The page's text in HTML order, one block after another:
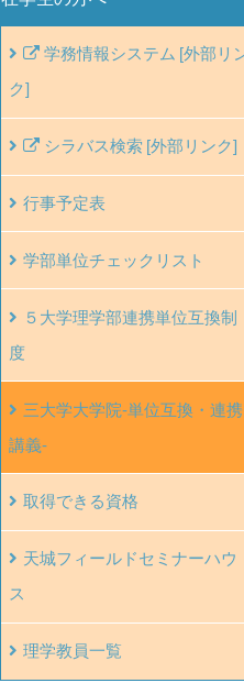
学務情報システム
シラバス検索
行事予定表
学部単位チェックリスト
５大学理学部連携単位互換制
度
三大学大学院-単位互換・連携
講義-
取得できる資格
天城フィールドセミナーハウ
ス
理学教員一覧